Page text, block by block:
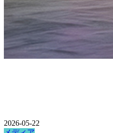
2026-05-22